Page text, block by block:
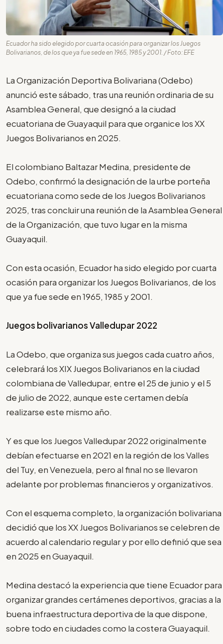
Ecuador ha sido elegido por cuarta ocasión para organizar los Juegos
Bolivarianos, de los que ya fue sede en 1965, 1985 y 2001. / Foto: EFE
La Organización Deportiva Bolivariana (Odebo)
anunció este sábado, tras una reunión ordinaria de su
Asamblea General, que designó a la ciudad
ecuatoriana de Guayaquil para que organice los XX
Juegos Bolivarianos en 2025.
El colombiano Baltazar Medina, presidente de
Odebo, confirmó la designación de la urbe porteña
ecuatoriana como sede de los Juegos Bolivarianos
2025, tras concluir una reunión de la Asamblea General
de la Organización, que tuvo lugar en la misma
Guayaquil.
Con esta ocasión, Ecuador ha sido elegido por cuarta
ocasión para organizar los Juegos Bolivarianos, de los
que ya fue sede en 1965, 1985 y 2001.
Juegos bolivarianos Valledupar 2022
La Odebo, que organiza sus juegos cada cuatro años,
celebrará los XIX Juegos Bolivarianos en la ciudad
colombiana de Valledupar, entre el 25 de junio y el 5
de julio de 2022, aunque este certamen debía
realizarse este mismo año.
Y es que los Juegos Valledupar 2022 originalmente
debían efectuarse en 2021 en la región de los Valles
del Tuy, en Venezuela, pero al final no se llevaron
adelante por problemas financieros y organizativos.
Con el esquema completo, la organización bolivariana
decidió que los XX Juegos Bolivarianos se celebren de
acuerdo al calendario regular y por ello definió que sea
en 2025 en Guayaquil.
Medina destacó la experiencia que tiene Ecuador para
organizar grandes certámenes deportivos, gracias a la
buena infraestructura deportiva de la que dispone,
sobre todo en ciudades como la costera Guayaquil.